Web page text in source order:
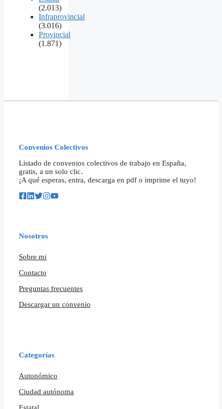
(2.013)
Infraprovincial
(3.016)
Provincial
(1.871)
Convenios Colectivos
Listado de convenios colectivos de trabajo en España,
gratis, a un solo clic.
¡A qué esperas, entra, descarga en pdf o imprime el tuyo!
Nosotros
Sobre mi
Contacto
Preguntas frecuentes
Descargar un convenio
Categorías
Autonómico
Ciudad autónoma